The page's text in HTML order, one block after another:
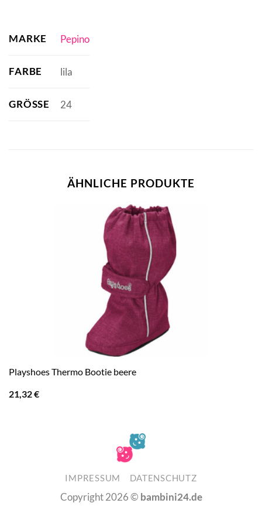
MARKE Pepino
FARBE lila
GRÖSSE 24
ÄHNLICHE PRODUKTE
Playshoes Thermo Bootie beere
21,32€
IMPRESSUM DATENSCHUTZ
Copyright 2026 © bambini24.de